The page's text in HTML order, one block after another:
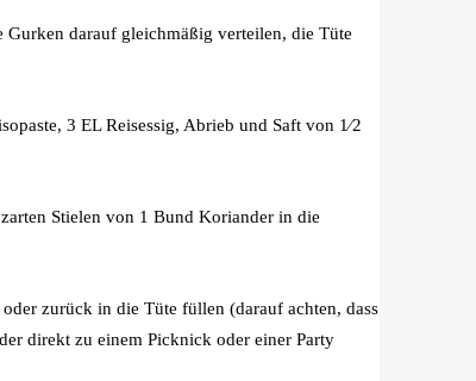
darauf gleichmäßig verteilen, die Tüte
3 EL Reisessig, Abrieb und Saft von 1⁄2
Stielen von 1 Bund Koriander in die
zurück in die Tüte füllen (darauf achten, dass
direkt zu einem Picknick oder einer Party